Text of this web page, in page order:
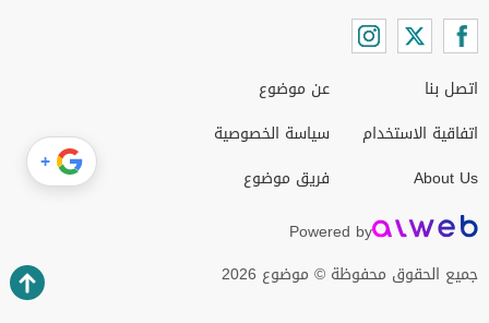
اتصل بنا
اتفاقية الاستخدام
About Us
عن موضوع
سياسة الخصوصية
فريق موضوع
Powered by
جميع الحقوق محفوظة © موضوع 2026
+